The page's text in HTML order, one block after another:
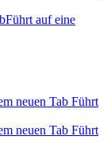
Führt auf eine
neuen Tab Führt
neuen Tab Führt